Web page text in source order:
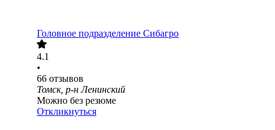
Головное подразделение Сибагро
4.1
•
66 отзывов
Томск, р-н Ленинский
Можно без резюме
Откликнуться